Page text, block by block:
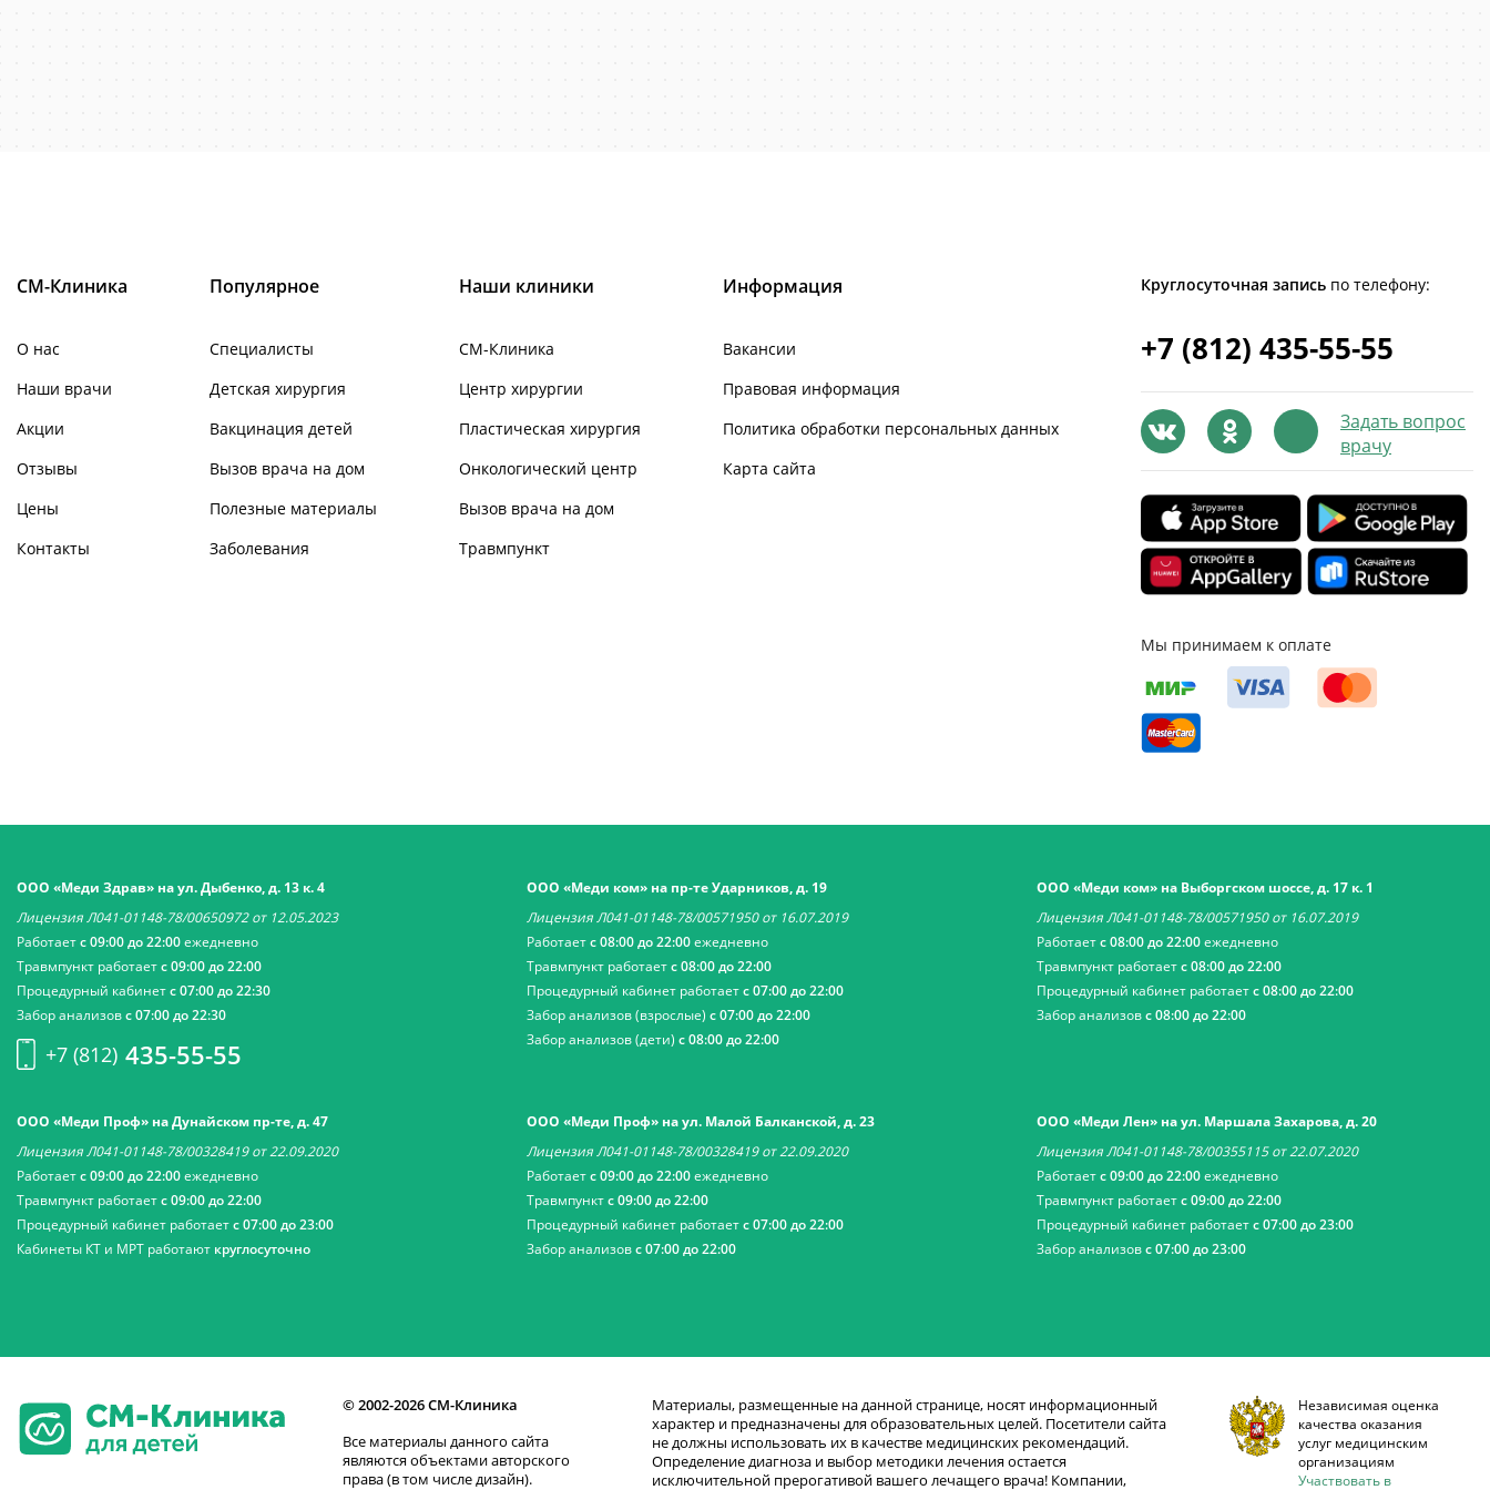
СМ-Клиника
О нас
Наши врачи
Акции
Отзывы
Цены
Контакты
Популярное
Специалисты
Детская хирургия
Вакцинация детей
Вызов врача на дом
Полезные материалы
Заболевания
Наши клиники
СМ-Клиника
Центр хирургии
Пластическая хирургия
Онкологический центр
Вызов врача на дом
Травмпункт
Информация
Вакансии
Правовая информация
Политика обработки персональных данных
Карта сайта
Круглосуточная запись по телефону:
+7 (812) 435-55-55
Задать вопрос
врачу
Мы принимаем к оплате
ООО «Меди Здрав» на ул. Дыбенко, д. 13 к. 4
Лицензия Л041-01148-78/00650972 от 12.05.2023
Работаетс 09:00 до 22:00ежедневно
Травмпункт работаетс 09:00 до 22:00
Процедурный кабинетс 07:00 до 22:30
Забор анализовс 07:00 до 22:30
+7 (812) 435-55-55
ООО «Меди ком» на пр-те Ударников, д. 19
Лицензия Л041-01148-78/00571950 от 16.07.2019
Работаетс 08:00 до 22:00ежедневно
Травмпункт работаетс 08:00 до 22:00
Процедурный кабинет работаетс 07:00 до 22:00
Забор анализов (взрослые) с 07:00 до 22:00
Забор анализов (дети) с 08:00 до 22:00
ООО «Меди ком» на Выборгском шоссе, д. 17 к. 1
Лицензия Л041-01148-78/00571950 от 16.07.2019
Работаетс 08:00 до 22:00ежедневно
Травмпункт работаетс 08:00 до 22:00
Процедурный кабинет работаетс 08:00 до 22:00
Забор анализовс 08:00 до 22:00
ООО «Меди Проф» на Дунайском пр-те, д. 47
Лицензия Л041-01148-78/00328419 от 22.09.2020
Работаетс 09:00 до 22:00ежедневно
Травмпункт работаетс 09:00 до 22:00
Процедурный кабинет работаетс 07:00 до 23:00
Кабинеты КТ и МРТ работают круглосуточно
ООО «Меди Проф» на ул. Малой Балканской, д. 23
Лицензия Л041-01148-78/00328419 от 22.09.2020
Работаетс 09:00 до 22:00ежедневно
Травмпунктс 09:00 до 22:00
Процедурный кабинет работаетс 07:00 до 22:00
Забор анализовс 07:00 до 22:00
ООО «Меди Лен» на ул. Маршала Захарова, д. 20
Лицензия Л041-01148-78/00355115 от 22.07.2020
Работаетс 09:00 до 22:00ежедневно
Травмпункт работаетс 09:00 до 22:00
Процедурный кабинет работаетс 07:00 до 23:00
Забор анализовс 07:00 до 23:00
© 2002-2026 СМ-Клиника
Все материалы данного сайта
являются объектами авторского
права (в том числе дизайн).
Материалы, размещенные на данной странице, носят информационный
характер и предназначены для образовательных целей. Посетители сайта
не должны использовать их в качестве медицинских рекомендаций.
Определение диагноза и выбор методики лечения остается
исключительной прерогативой вашего лечащего врача! Компании,
Независимая оценка
качества оказания
услуг медицинским
организациям
Участвовать в